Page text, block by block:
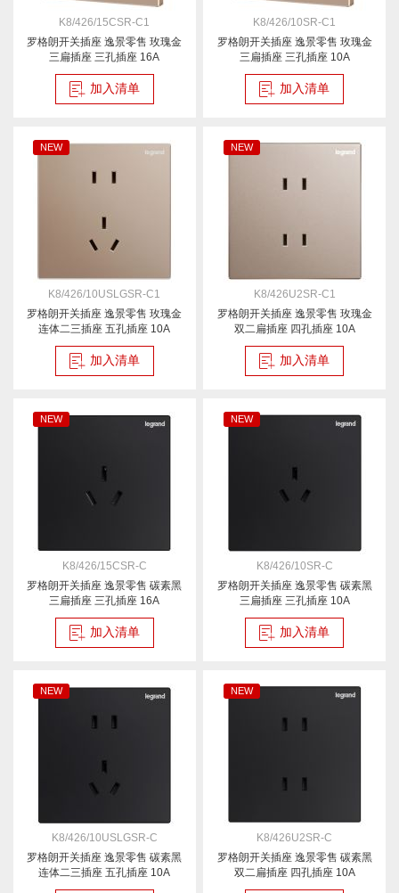
K8/426/15CSR-C1
罗格朗开关插座 逸景零售 玫瑰金
三扁插座 三孔插座 16A
加入清单
K8/426/10SR-C1
罗格朗开关插座 逸景零售 玫瑰金
三扁插座 三孔插座 10A
加入清单
NEW
K8/426/10USLGSR-C1
罗格朗开关插座 逸景零售 玫瑰金
连体二三插座 五孔插座 10A
加入清单
NEW
K8/426U2SR-C1
罗格朗开关插座 逸景零售 玫瑰金
双二扁插座 四孔插座 10A
加入清单
NEW
K8/426/15CSR-C
罗格朗开关插座 逸景零售 碳素黑
三扁插座 三孔插座 16A
加入清单
NEW
K8/426/10SR-C
罗格朗开关插座 逸景零售 碳素黑
三扁插座 三孔插座 10A
加入清单
NEW
K8/426/10USLGSR-C
罗格朗开关插座 逸景零售 碳素黑
连体二三插座 五孔插座 10A
NEW
K8/426U2SR-C
罗格朗开关插座 逸景零售 碳素黑
双二扁插座 四孔插座 10A